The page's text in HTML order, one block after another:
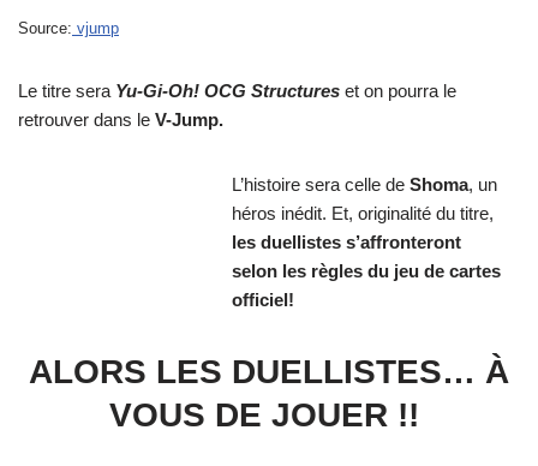
Source: vjump
Le titre sera Yu-Gi-Oh! OCG Structures et on pourra le
retrouver dans le V-Jump.
L’histoire sera celle deShoma, un
héros inédit. Et, originalité du titre,
les duellistes s’affronteront
selon les règles du jeu de cartes
officiel!
ALORS LES DUELLISTES… À
VOUS DE JOUER !!